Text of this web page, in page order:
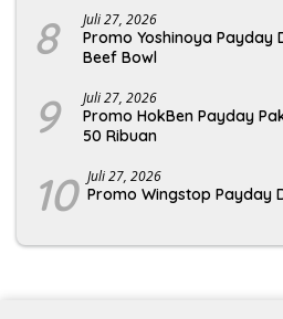
8 Juli 27, 2026
Promo Yoshinoya Payday
Beef Bowl
9 Juli 27, 2026
Promo HokBen Payday
50 Ribuan
10 Juli 27, 2026
Promo Wingstop Payday